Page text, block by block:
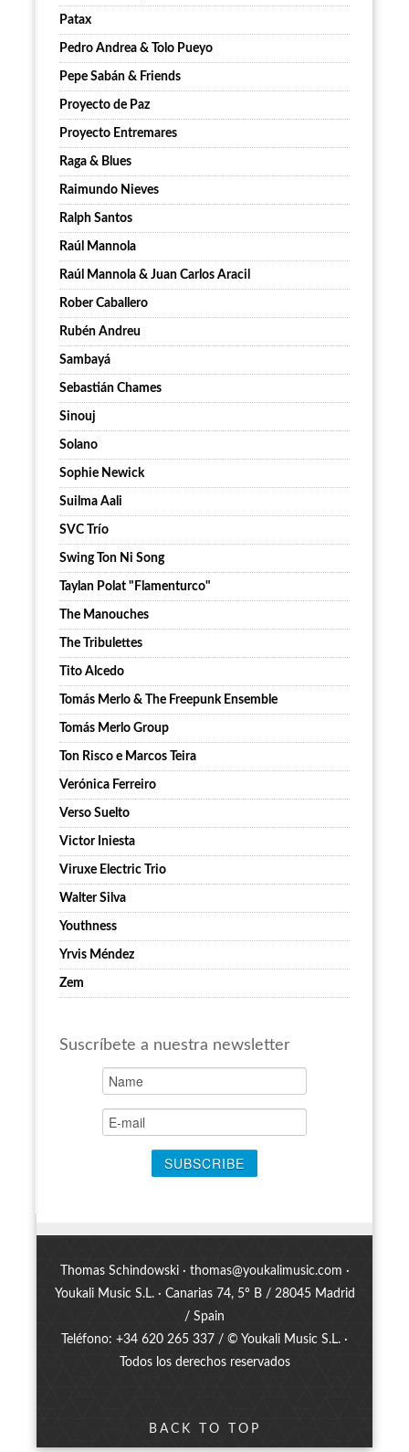
Patax
Pedro Andrea & Tolo Pueyo
Pepe Sabán & Friends
Proyecto de Paz
Proyecto Entremares
Raga & Blues
Raimundo Nieves
Ralph Santos
Raúl Mannola
Raúl Mannola & Juan Carlos Aracil
Rober Caballero
Rubén Andreu
Sambayá
Sebastián Chames
Sinouj
Solano
Sophie Newick
Suilma Aali
SVC Trío
Swing Ton Ni Song
Taylan Polat "Flamenturco"
The Manouches
The Tribulettes
Tito Alcedo
Tomás Merlo & The Freepunk Ensemble
Tomás Merlo Group
Ton Risco e Marcos Teira
Verónica Ferreiro
Verso Suelto
Victor Iniesta
Viruxe Electric Trio
Walter Silva
Youthness
Yrvis Méndez
Zem
Suscríbete a nuestra newsletter
Thomas Schindowski · thomas@youkalimusic.com ·
Youkali Music S.L. · Canarias 74, 5º B / 28045 Madrid
/ Spain
Teléfono: +34 620 265 337 / © Youkali Music S.L. ·
Todos los derechos reservados
BACK TO TOP